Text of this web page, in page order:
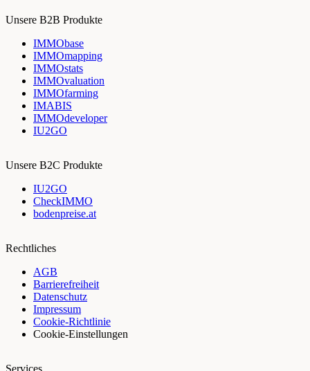
Unsere B2B Produkte
IMMObase
IMMOmapping
IMMOstats
IMMOvaluation
IMMOfarming
IMABIS
IMMOdeveloper
IU2GO
Unsere B2C Produkte
IU2GO
CheckIMMO
bodenpreise.at
Rechtliches
AGB
Barrierefreiheit
Datenschutz
Impressum
Cookie-Richtlinie
Cookie-Einstellungen
Services